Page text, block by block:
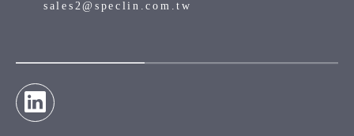
sales2@speclin.com.tw